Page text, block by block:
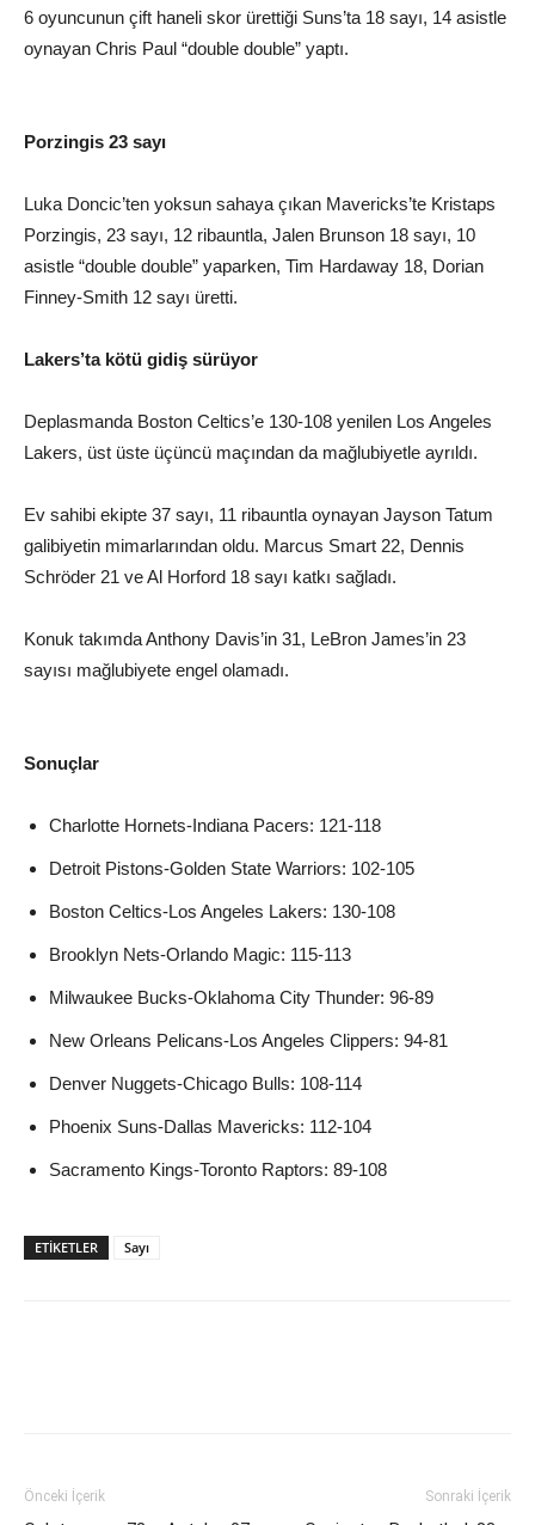
6 oyuncunun çift haneli skor ürettiği Suns’ta 18 sayı, 14 asistle
oynayan Chris Paul “double double” yaptı.
Porzingis 23 sayı
Luka Doncic’ten yoksun sahaya çıkan Mavericks’te Kristaps
Porzingis, 23 sayı, 12 ribauntla, Jalen Brunson 18 sayı, 10
asistle “double double” yaparken, Tim Hardaway 18, Dorian
Finney-Smith 12 sayı üretti.
Lakers’ta kötü gidiş sürüyor
Deplasmanda Boston Celtics’e 130-108 yenilen Los Angeles
Lakers, üst üste üçüncü maçından da mağlubiyetle ayrıldı.
Ev sahibi ekipte 37 sayı, 11 ribauntla oynayan Jayson Tatum
galibiyetin mimarlarından oldu. Marcus Smart 22, Dennis
Schröder 21 ve Al Horford 18 sayı katkı sağladı.
Konuk takımda Anthony Davis’in 31, LeBron James’in 23
sayısı mağlubiyete engel olamadı.
Sonuçlar
Charlotte Hornets-Indiana Pacers: 121-118
Detroit Pistons-Golden State Warriors: 102-105
Boston Celtics-Los Angeles Lakers: 130-108
Brooklyn Nets-Orlando Magic: 115-113
Milwaukee Bucks-Oklahoma City Thunder: 96-89
New Orleans Pelicans-Los Angeles Clippers: 94-81
Denver Nuggets-Chicago Bulls: 108-114
Phoenix Suns-Dallas Mavericks: 112-104
Sacramento Kings-Toronto Raptors: 89-108
ETIKETLER Sayı
Önceki İçerik Sonraki İçerik